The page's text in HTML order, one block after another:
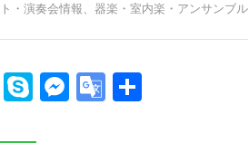
・演奏会情報 器楽・室内楽・アンサンブル
Message
SkypeMessenger
Google